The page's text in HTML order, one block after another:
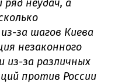
ряд неудач, а
за шагов Киева
незаконного
из-за различных
против России